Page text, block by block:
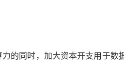
的同时，加大资本开支用于数